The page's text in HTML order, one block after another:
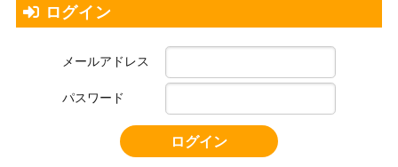
ログイン
メールアドレス
パスワード
ログイン